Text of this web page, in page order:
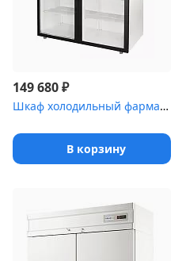
149 680₽
Шкаф холодильный фармацевтический Polair ШХФ-1,0ДС со стеклянной ...
В корзину